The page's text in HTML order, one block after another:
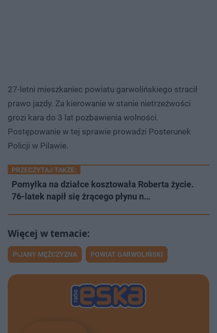
27-letni mieszkaniec powiatu garwolińskiego stracił
prawo jazdy. Za kierowanie w stanie nietrzeźwości
grozi kara do 3 lat pozbawienia wolności.
Postępowanie w tej sprawie prowadzi Posterunek
Policji w Pilawie.
PRZECZYTAJ TAKŻE:
Pomyłka na działce kosztowała Roberta życie.
76-latek napił się żrącego płynu n…
PIJANY MĘŻCZYZNA POWIAT GARWOLIŃSKI